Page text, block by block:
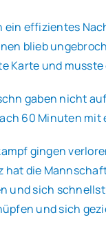
effizientes
blieb
Karte und
gaben nicht
60 Minuten
gingen
die
und sich
und sich